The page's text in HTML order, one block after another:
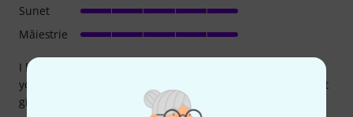
I have always used vandoren reeds, as you get better with
your playing you will find that these reeds are so reliable at
giving you the tone and sound you’re looking for.
Sunet
Măiestrie